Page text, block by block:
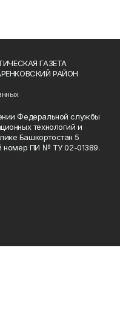
ГАЗЕТА
РАЙОН
Федеральной службы
технологий и
Башкортостан 5
номер ПИ № ТУ 02-01389.